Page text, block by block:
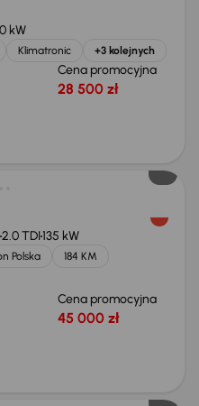
kW
Klimatronic +3 kolejnych
Cena promocyjna
28 500 zł
2.0 TDI135 kW
Polska
184 KM
Cena promocyjna
45 000 zł